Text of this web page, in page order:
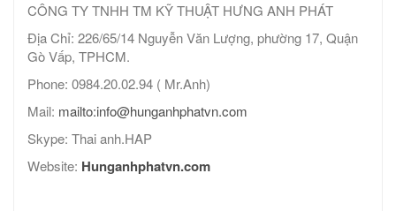
CÔNG TY TNHH TM KỸ THUẬT HƯNG ANH PHÁT
Địa Chỉ: 226/65/14 Nguyễn Văn Lượng, phường 17, Quận
Gò Vấp, TPHCM.
Phone: 0984.20.02.94 ( Mr.Anh)
Mail: mailto:info@hunganhphatvn.com
Skype: Thai anh.HAP
Website: Hunganhphatvn.com